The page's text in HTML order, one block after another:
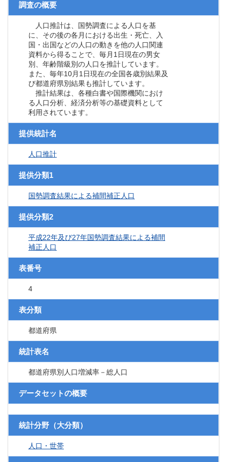
調査の概要
人口推計は、国勢調査による人口を基
に、その後の各月における出生・死亡、入
国・出国などの人口の動きを他の人口関連
資料から得ることで、毎月1日現在の男女
別、年齢階級別の人口を推計しています。
また、毎年10月1日現在の全国各歳別結果及
び都道府県別結果も推計しています。
推計結果は、各種白書や国際機関におけ
る人口分析、経済分析等の基礎資料として
利用されています。
提供統計名
人口推計
提供分類1
国勢調査結果による補間補正人口
提供分類2
平成22年及び27年国勢調査結果による補間
補正人口
表番号
4
表分類
都道府県
統計表名
都道府県別人口増減率－総人口
データセットの概要
統計分野（大分類）
人口・世帯